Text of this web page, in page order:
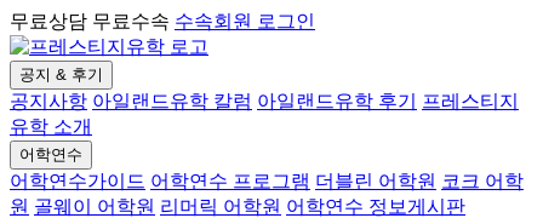
무료상담 무료수속 수속회원 로그인
공지 & 후기
공지사항 아일랜드유학 칼럼 아일랜드유학 후기
프레스티지
유학 소개
어학연수
어학연수가이드 어학연수 프로그램 더블린 어학원 코크 어학
원 골웨이 어학원 리머릭 어학원 어학연수 정보게시판